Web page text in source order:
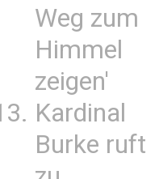
Weg zum
Himmel
zeigen'
Kardinal
Burke ruft